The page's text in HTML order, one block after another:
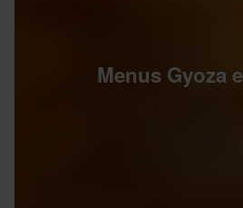
Menus Gyoza